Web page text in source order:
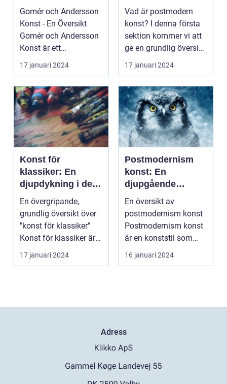
Studie
Gomér och Andersson
Konst - En Översikt
Gomér och Andersson
Konst är ett
framstående
17 januari 2024
analys av en
mångfacetterad
rörelse
Vad är postmodern
konst? I denna första
sektion kommer vi att
ge en grundlig översikt
över postmode...
17 januari 2024
Konst för
klassiker: En
djupdykning i den
tidlösa konsten
En övergripande,
grundlig översikt över
"konst för klassiker"
Konst för klassiker är
en genre inom ...
17 januari 2024
Postmodernism
konst: En
djupgående
undersökning
En översikt av
postmodernism konst
Postmodernism konst
är en konststil som
uppkom under andra
16 januari 2024
Adress